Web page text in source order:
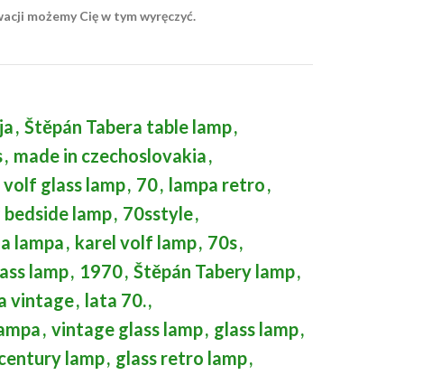
możemy Cię w tym wyręczyć.
, Štěpán Tabera table lamp,
, made in czechoslovakia,
glass lamp, 70, lampa retro,
lamp, 70sstyle,
lampa, karel volf lamp, 70s,
lamp, 1970, Štěpán Tabery lamp,
vintage, lata 70.,
, vintage glass lamp, glass lamp,
lamp, glass retro lamp,